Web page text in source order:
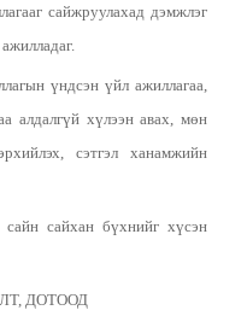
сайжруулахад дэмжлэг
үндсэн үйл ажиллагаа,
алдалгүй хүлээн авах, мөн
сэтгэл ханамжийн
сайхан бүхнийг хүсэн
ДОТООД